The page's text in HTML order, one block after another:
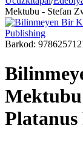
Mektubu - Stefan
Barkod: